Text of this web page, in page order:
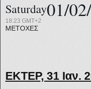
Saturday01/
18:23 GMT+2
ΜΕΤΟΧΕΣ
ΕKTEΡ, 31 Ιαν.